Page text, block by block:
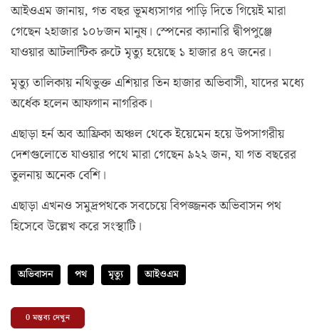
আইওএম জানায়, গত বছর ভূমধ্যসাগর পাড়ি দিতে গিয়েই মারা
গেছেন ২হাজার ১০৮জন মানুষ। স্পেনের ক্যানারি দ্বীপপুঞ্জে
যাওয়ার আটলান্টিক রুটে মৃত্যু হয়েছে ১ হাজার ৪৭ জনের।
মৃত্যু তালিকায় নথিভুক্ত এশিয়ার তিন হাজার অভিবাসী, যাদের মধ্যে
অর্ধেক হলেন আফগান নাগরিক।
এছাড়া হর্ন অব আফ্রিকা অঞ্চল থেকে ইয়েমেন হয়ে উপসাগরীয়
দেশগুলোতে যাওয়ার পথে মারা গেছেন ৯২২ জন, যা গত বছরের
তুলনায় অনেক বেশি।
এছাড়া এখনও সমুদ্রপথকে সবচেয়ে বিপজ্জনক অভিবাসন পথ
হিসেবে উল্লেখ করে সংস্থাটি।
অভিবাসন পথ মৃত্যু আইওএম
0মন্তব্য দেখুন